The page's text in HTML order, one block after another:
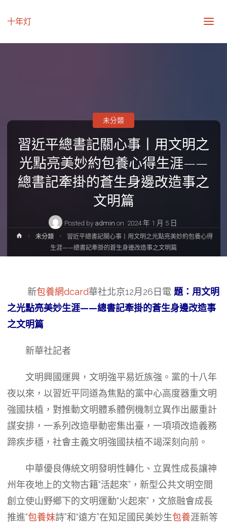
十年灯
習近平總書記關心事丨用文明之
光點亮美妙約包養心得生涯——
總書記牽掛的蒼生身邊改造事之
文明篇
Posted by admin on 2024 年 1 月 5 日
未分類
Home未分類
習近平總書記關心事丨用文明之光點亮美妙約包養心得
生涯——總書記牽掛的蒼生身邊改造事之文明篇
新包養網dcard華社北京12月26日電 題：用文明
之光點亮美妙生涯——總書記牽掛的蒼生身邊改造事
之文明篇
新華社記者
文明興國運興，文明強平易近族強。黨的十八年
夜以來，以習近平同道為焦點的黨中心高度器重文明
強國扶植，對推動文明體系體例機制立異作出嚴重計
謀安排，一系列改造舉動密集出臺，一項項改造義務
蹄疾步穩，社會主義文明強國扶植不竭深刻向前。
中華優良傳統文明發明性轉化、立異性成長讓神
州年夜地上的文物古籍“活起來”，新型公共文明空間
創立使山野鄉下的文明運動“火起來”，文旅融會成長
推進“包養妹詩”和“遠方”在知足國民美妙生包養涯新等